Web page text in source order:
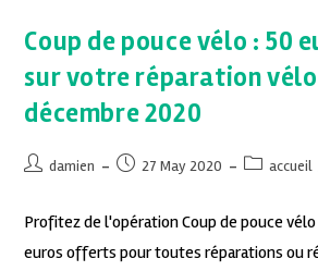
Coup de pouce vélo : 50
sur votre réparation vélo
décembre 2020
damien 27 May 2020 accueil
Profitez de l'opération Coup de pouce
euros offerts pour toutes réparations ou